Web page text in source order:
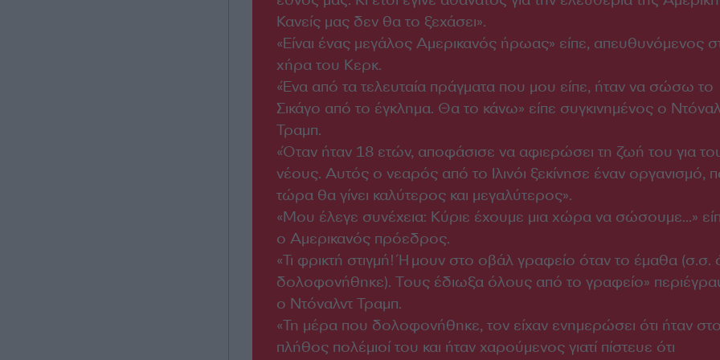
Κανείς μας δεν θα το ξεχάσει».
«Είναι ένας μεγάλος Αμερικανός ήρωας» είπε, απευθυνόμενος
χήρα του Κερκ.
«Ένα από τα τελευταία πράγματα που μου είπε, ήταν να σώσω το
Σικάγο από το έγκλημα. Θα το κάνω» είπε συγκινημένος ο
Τραμπ.
«Όταν ήταν 18 ετών, αποφάσισε να αφιερώσει τη ζωή του για
νέους. Αυτός ο νεαρός από το Ιλινόι ξεκίνησε έναν οργανισμό,
τώρα θα γίνει καλύτερος και μεγαλύτερος».
«Μου έλεγε συνέχεια: Κύριε έχουμε μια χώρα να σώσουμε...»
ο Αμερικανός πρόεδρος.
«Τι φρικτή στιγμή! Ήμουν στο οβάλ γραφείο όταν το έμαθα (σ.σ.
δολοφονήθηκε). Τους έδιωξα όλους από το γραφείο»
ο Ντόναλντ Τραμπ.
«Τη μέρα που δολοφονήθηκε, τον είχαν ενημερώσει ότι ήταν στο
πλήθος πολέμιοί του και ήταν χαρούμενος γιατί πίστευε ότι